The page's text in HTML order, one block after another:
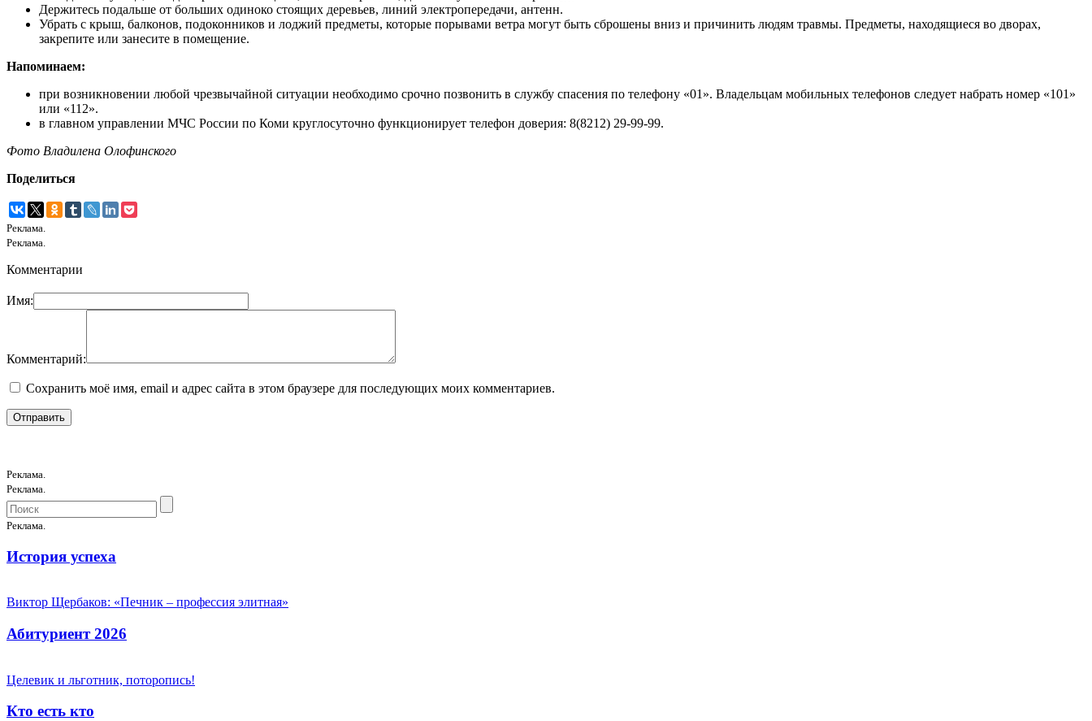
Держитесь подальше от больших одиноко стоящих деревьев, линий электропередачи, антенн.
Убрать с крыш, балконов, подоконников и лоджий предметы, которые порывами ветра могут быть сброшены вниз и причинить людям травмы. Предметы, находящиеся во дворах,
закрепите или занесите в помещение.
Напоминаем:
при возникновении любой чрезвычайной ситуации необходимо срочно позвонить в службу спасения по телефону «01». Владельцам мобильных телефонов следует набрать номер «101»
или «112».
в главном управлении МЧС России по Коми круглосуточно функционирует телефон доверия: 8(8212) 29-99-99.
Фото Владилена Олофинского
Поделиться
Реклама.
Реклама.
Комментарии
Имя:
Комментарий:
Сохранить моё имя, email и адрес сайта в этом браузере для последующих моих комментариев.
Реклама.
Реклама.
Реклама.
История успеха
Виктор Щербаков: «Печник – профессия элитная»
Абитуриент 2026
Целевик и льготник, поторопись!
Кто есть кто